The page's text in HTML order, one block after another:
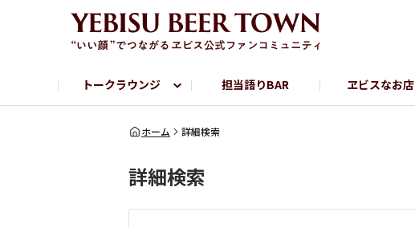
トークラウンジ
フリートーク
担当語りBAR ヱビスなお店
ヱビス提供店情報
ヱビスブランドサイト
サッポロビール公式Instagram
ホーム 詳細検索
詳細検索